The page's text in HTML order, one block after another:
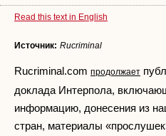
Read this text in English
Источник: Rucriminal
Rucriminal.com продолжает
доклада Интерпола,
информацию, донесения из
стран, материалы